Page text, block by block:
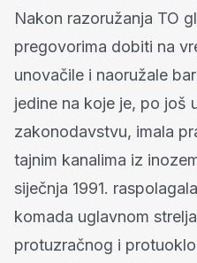
Nakon razoružanja TO
pregovorima dobiti na
unovačile i naoružale
jedine na koje je, po još
zakonodavstvu, imala
tajnim kanalima iz
siječnja 1991.
komada uglavnom
protuzračnog i